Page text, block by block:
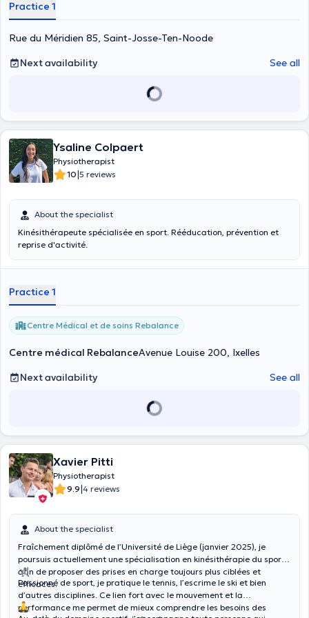
tradition by striving to provide compassionate and personalized
care to my patients. Each session is an opportunity to understand
your specific needs and create a tailored treatment plan. Whether
you are looking for a solution to relieve pain, improve your mobility or
simply enhance your general well-being, we will work together to
achieve your goals. My commitment is not limited to my medical
practice. I also strive to guide my patients on the best practices to
adopt on a daily basis to maintain their long-term well-being.
Practice 1
Rue du Méridien 85, Saint-Josse-Ten-Noode
Next availability
See all
Ysaline Colpaert
Physiotherapist
10|5 reviews
About the specialist
Kinésithérapeute spécialisée en sport. Rééducation, prévention et
reprise d'activité.
Practice 1
Centre Médical et de soins Rebalance
Centre médical RebalanceAvenue Louise 200, Ixelles
Next availability
See all
Xavier Pitti
Physiotherapist
9.9|4 reviews
About the specialist
Fraîchement diplômé de l’Université de Liège (janvier 2025), je
poursuis actuellement une spécialisation en kinésithérapie du sport
afin de proposer des prises en charge toujours plus ciblées et
efficaces.
Passionné de sport, je pratique le tennis, l’escrime le ski et bien
d’autres disciplines. Ce lien fort avec le mouvement et la
performance me permet de mieux comprendre les besoins des